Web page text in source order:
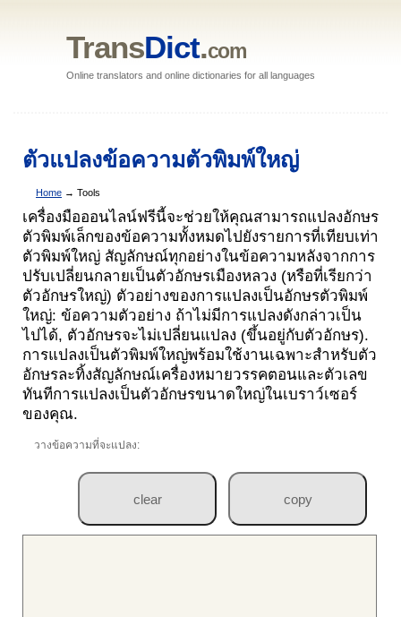
TransDict.com
Online translators and online dictionaries for all languages
ตัวแปลงข้อความตัวพิมพ์ใหญ่
Home → Tools
เครื่องมือออนไลน์ฟรีนี้จะช่วยให้คุณสามารถแปลงอักษร
ตัวพิมพ์เล็กของข้อความทั้งหมดไปยังรายการที่เทียบเท่า
ตัวพิมพ์ใหญ่ สัญลักษณ์ทุกอย่างในข้อความหลังจากการ
ปรับเปลี่ยนกลายเป็นตัวอักษรเมืองหลวง (หรือที่เรียกว่า
ตัวอักษรใหญ่) ตัวอย่างของการแปลงเป็นอักษรตัวพิมพ์
ใหญ่: ข้อความตัวอย่าง ถ้าไม่มีการแปลงดังกล่าวเป็น
ไปได้, ตัวอักษรจะไม่เปลี่ยนแปลง (ขึ้นอยู่กับตัวอักษร).
การแปลงเป็นตัวพิมพ์ใหญ่พร้อมใช้งานเฉพาะสำหรับตัว
อักษรละทิ้งสัญลักษณ์เครื่องหมายวรรคตอนและตัวเลข
ทันทีการแปลงเป็นตัวอักษรขนาดใหญ่ในเบราว์เซอร์
ของคุณ.
วางข้อความที่จะแปลง: